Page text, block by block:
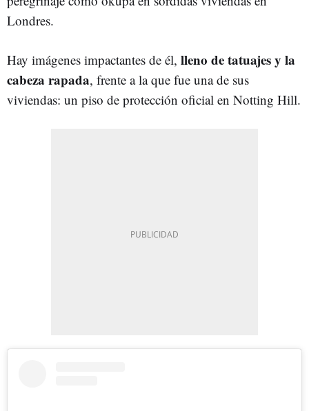
Londres.
Hay imágenes impactantes de él, lleno de tatuajes y la
cabeza rapada, frente a la que fue una de sus
viviendas: un piso de protección oficial en Notting Hill.